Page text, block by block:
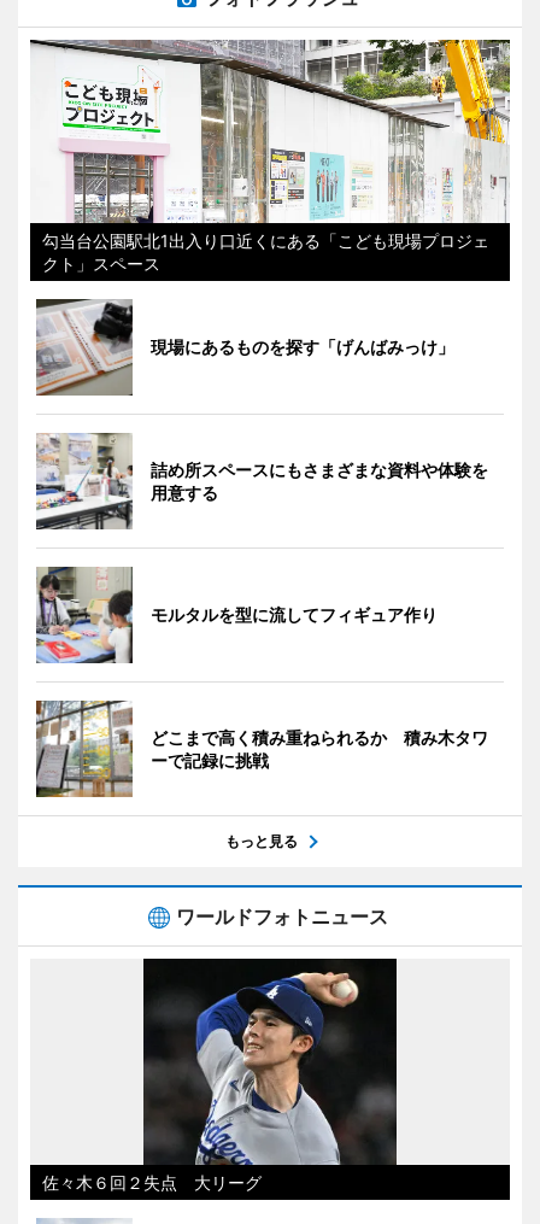
勾当台公園駅北1出入り口近くにある「こども現場プロジェ
クト」スペース
現場にあるものを探す「げんばみっけ」
詰め所スペースにもさまざまな資料や体験を
用意する
モルタルを型に流してフィギュア作り
どこまで高く積み重ねられるか 積み木タワ
ーで記録に挑戦
もっと見る
ワールドフォトニュース
佐々木６回２失点 大リーグ